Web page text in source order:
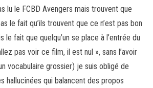
lu le FCBD Avengers mais trouvent que
le fait qu’ils trouvent que ce n’est pas bon
le fait que quelqu’un se place à l’entrée du
pas voir ce film, il est nul », sans l’avoir
vocabulaire grossier) je suis obligé de
hallucinées qui balancent des propos